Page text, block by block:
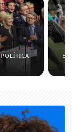
POLÍTICA